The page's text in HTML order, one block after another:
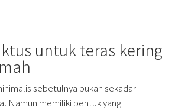
untuk teras kering
sebetulnya bukan sekadar
Namun memiliki bentuk yang